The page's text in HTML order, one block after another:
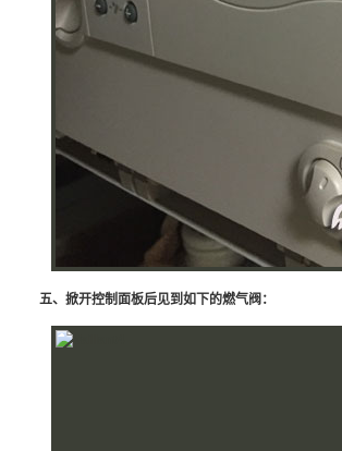
五、掀开控制面板后见到如下的燃气阀：